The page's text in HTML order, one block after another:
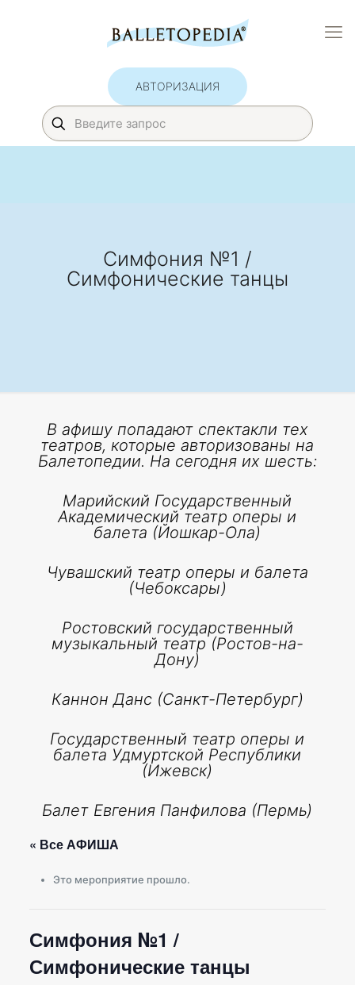
АВТОРИЗАЦИЯ
Симфония №1 /
Симфонические танцы
В афишу попадают спектакли тех
театров, которые авторизованы на
Балетопедии. На сегодня их шесть:
Марийский Государственный
Академический театр оперы и
балета (Йошкар-Ола)
Чувашский театр оперы и балета
(Чебоксары)
Ростовский государственный
музыкальный театр (Ростов-на-
Дону)
Каннон Данс (Санкт-Петербург)
Государственный театр оперы и
балета Удмуртской Республики
(Ижевск)
Балет Евгения Панфилова (Пермь)
« Все АФИША
Это мероприятие прошло.
Симфония №1 /
Симфонические танцы